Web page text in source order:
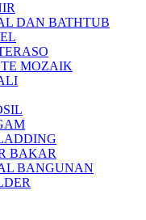
DAN BATHTUB
MOZAIK
BAKAR
BANGUNAN